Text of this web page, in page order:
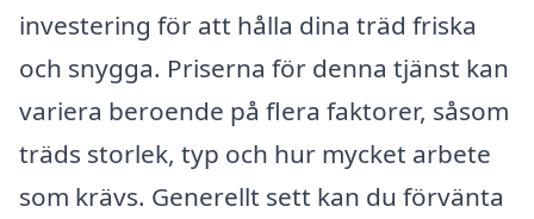
investering för att hålla dina träd friska
och snygga. Priserna för denna tjänst kan
variera beroende på flera faktorer, såsom
träds storlek, typ och hur mycket arbete
som krävs. Generellt sett kan du förvänta